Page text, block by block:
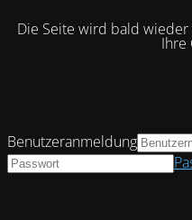
Die Seite wird bald
Ihre
Benutzeranmeldung